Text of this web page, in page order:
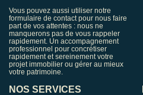
Vous pouvez aussi utiliser notre
formulaire de contact pour nous faire
part de vos attentes : nous ne
manquerons pas de vous rappeler
rapidement. Un accompagnement
professionnel pour concrétiser
rapidement et sereinement votre
projet immobilier ou gérer au mieux
votre patrimoine.
NOS SERVICES